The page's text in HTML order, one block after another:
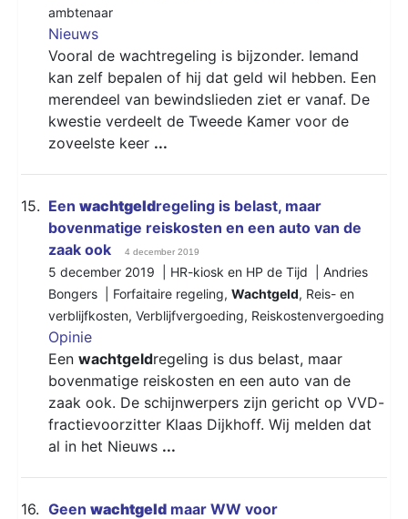
ambtenaar
Nieuws
Vooral de wachtregeling is bijzonder. Iemand
kan zelf bepalen of hij dat geld wil hebben. Een
merendeel van bewindslieden ziet er vanaf. De
kwestie verdeelt de Tweede Kamer voor de
zoveelste keer ...
15. Een wachtgeldregeling is belast, maar
bovenmatige reiskosten en een auto van de
zaak ook
4 december 2019
5 december 2019 | HR-kiosk en HP de Tijd | Andries
Bongers | Forfaitaire regeling, Wachtgeld, Reis- en
verblijfkosten, Verblijfvergoeding, Reiskostenvergoeding
Opinie
Een wachtgeldregeling is dus belast, maar
bovenmatige reiskosten en een auto van de
zaak ook. De schijnwerpers zijn gericht op VVD-
fractievoorzitter Klaas Dijkhoff. Wij melden dat
al in het Nieuws ...
16. Geen wachtgeld maar WW voor